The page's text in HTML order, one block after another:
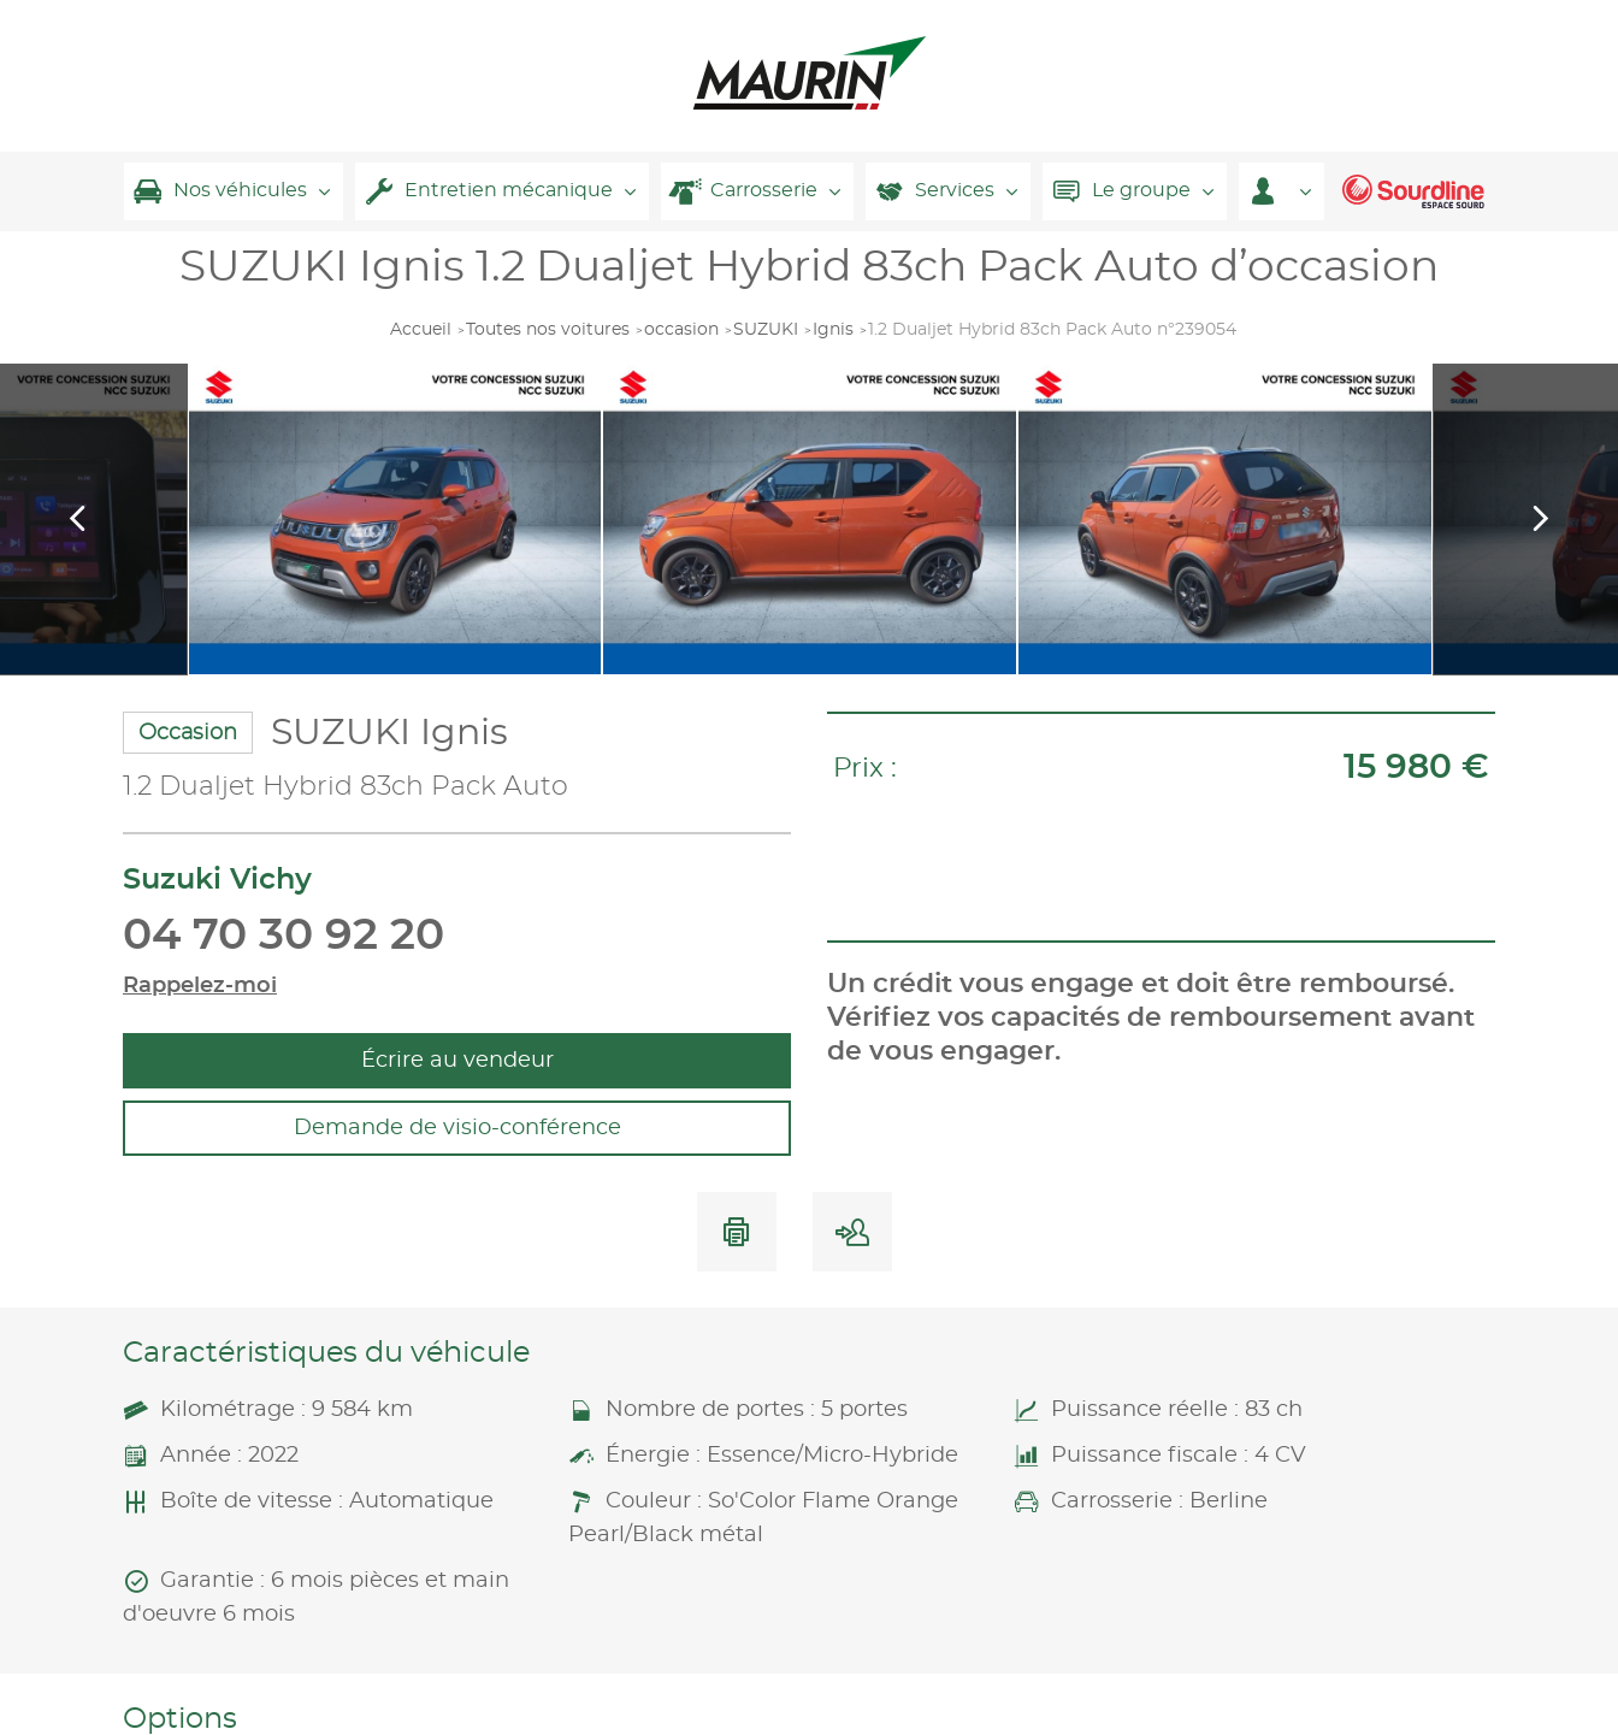
Nos véhicules Entretien mécanique Carrosserie Services Le groupe
SUZUKI Ignis 1.2 Dualjet Hybrid 83ch Pack Auto d’occasion
Accueil Toutes nos voitures occasion SUZUKI Ignis 1.2 Dualjet Hybrid 83ch Pack Auto n°239054
Occasion SUZUKI Ignis
1.2 Dualjet Hybrid 83ch Pack Auto
Suzuki Vichy
04 70 30 92 20
Rappelez-moi
Écrire au vendeur
Demande de visio-conférence
Prix : 15 980 €
Un crédit vous engage et doit être remboursé.
Vérifiez vos capacités de remboursement avant
de vous engager.
Caractéristiques du véhicule
Kilométrage : 9 584 km Nombre de portes : 5 portes Puissance réelle : 83 ch
Année : 2022 Énergie : Essence/Micro-Hybride Puissance fiscale : 4 CV
Boîte de vitesse : Automatique
Couleur : So'Color Flame Orange
Pearl/Black métal
Carrosserie : Berline
Garantie : 6 mois pièces et main
d'oeuvre 6 mois
Options